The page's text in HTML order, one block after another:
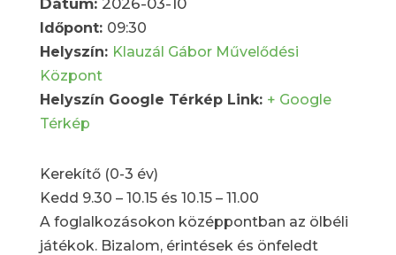
Időpont: 09:30
Helyszín: Klauzál Gábor Művelődési
Központ
Helyszín Google Térkép Link: + Google
Térkép
Kerekítő (0-3 év)
Kedd 9.30 – 10.15 és 10.15 – 11.00
A foglalkozásokon középpontban az ölbéli
játékok. Bizalom, érintések és önfeledt